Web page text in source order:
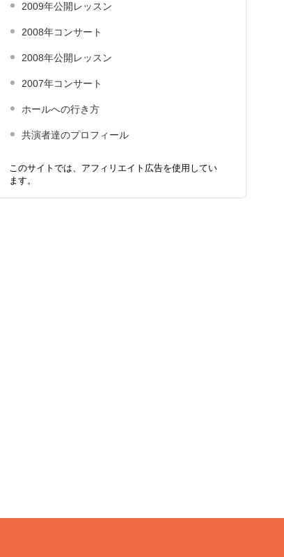
2009年公開レッスン
2008年コンサート
2008年公開レッスン
2007年コンサート
ホールへの行き方
共演者達のプロフィール
このサイトでは、アフィリエイト広告を使用してい
ます。